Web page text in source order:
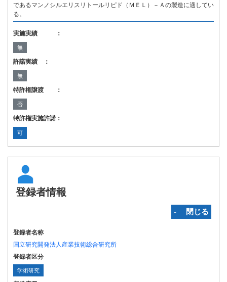
であるマンノシルエリスリトールリピド（ＭＥＬ）－Ａの製造に適してい
る。
実施実績 ：
無
許諾実績 ：
無
特許権譲渡 ：
否
特許権実施許諾：
可
登録者情報
‐ 閉じる
登録者名称
国立研究開発法人産業技術総合研究所
登録者区分
学術研究